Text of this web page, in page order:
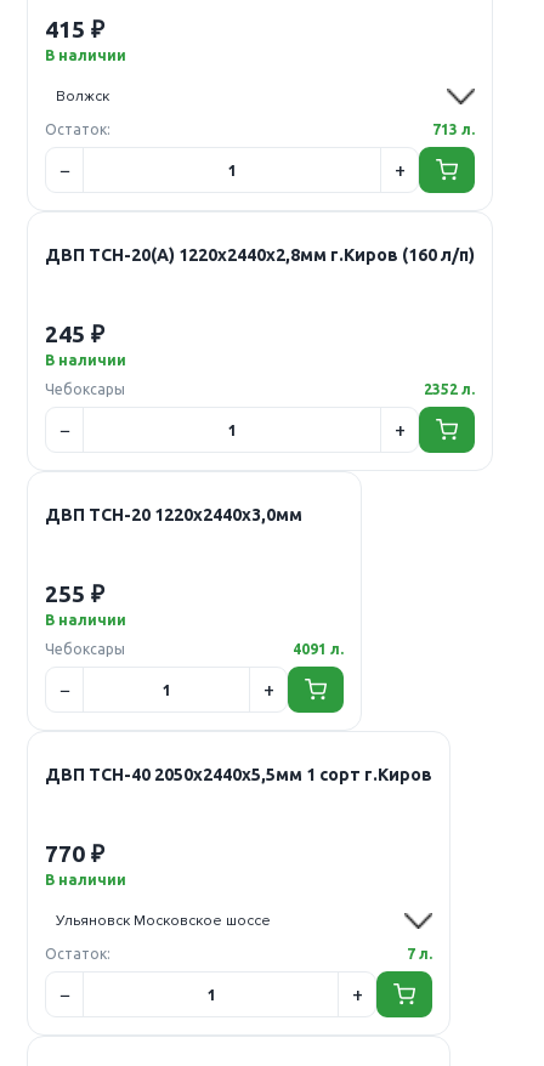
415 ₽
В наличии
Остаток: 713 л.
ДВП ТСН-20(А) 1220х2440х2,8мм г.Киров (160 л/п)
245 ₽
В наличии
Чебоксары
2352 л.
ДВП ТСН-20 1220х2440х3,0мм
255 ₽
В наличии
Чебоксары
4091 л.
ДВП ТСН-40 2050х2440х5,5мм 1 сорт г.Киров
770 ₽
В наличии
Остаток: 7 л.